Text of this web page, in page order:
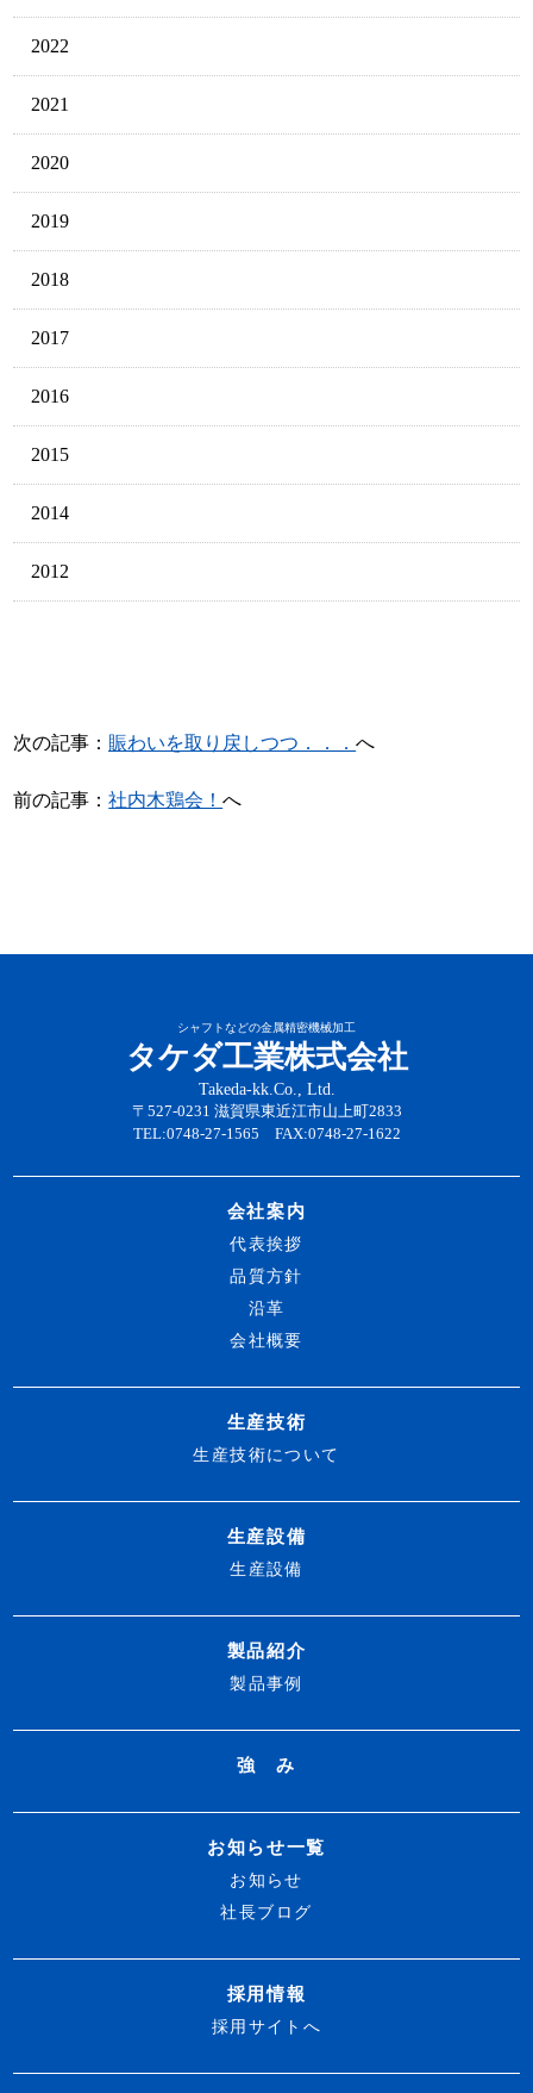
2022
2021
2020
2019
2018
2017
2016
2015
2014
2012
次の記事： 賑わいを取り戻しつつ．．．へ
前の記事：社内木鶏会！へ
シャフトなどの金属精密機械加工
タケダ工業株式会社
Takeda-kk.Co., Ltd.
〒527-0231 滋賀県東近江市山上町2833
TEL:0748-27-1565 FAX:0748-27-1622
会社案内
代表挨拶
品質方針
沿革
会社概要
生産技術
生産技術について
生産設備
生産設備
製品紹介
製品事例
強 み
お知らせ一覧
お知らせ
社長ブログ
採用情報
採用サイトへ